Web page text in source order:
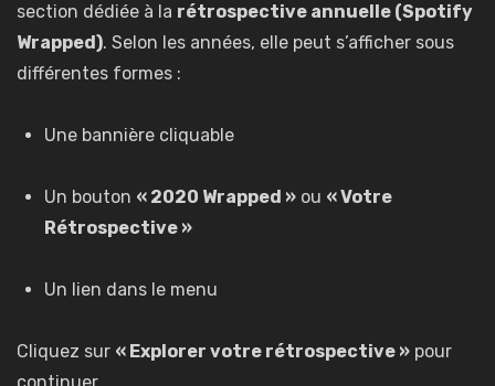
section dédiée à la rétrospective annuelle (Spotify
Wrapped). Selon les années, elle peut s’afficher sous
différentes formes :
Une bannière cliquable
Un bouton « 2020 Wrapped » ou « Votre
Rétrospective »
Un lien dans le menu
Cliquez sur « Explorer votre rétrospective » pour